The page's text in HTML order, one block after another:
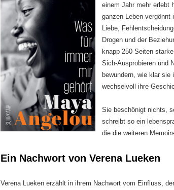
einem Jahr mehr erlebt
ganzen Leben
Liebe,
Drogen und der
knapp 250 Seiten
Sich-Ausprobieren und
bewundern, wie klar
wechselvoll ihre
Sie beschönigt nichts,
schreibt so ein
die die weiteren
Ein Nachwort von Verena Lueken
Verena Lueken erzählt in ihrem Nachwort vom Einfluss,